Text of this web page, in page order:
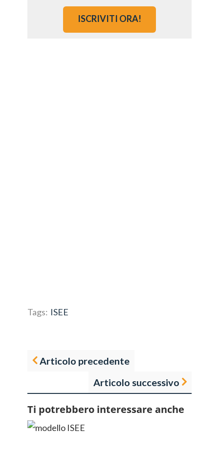
ISCRIVITI ORA!
Tags: ISEE
Articolo precedente
Articolo successivo
Ti potrebbero interessare anche